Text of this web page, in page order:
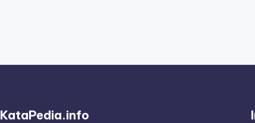
KataPedia.info